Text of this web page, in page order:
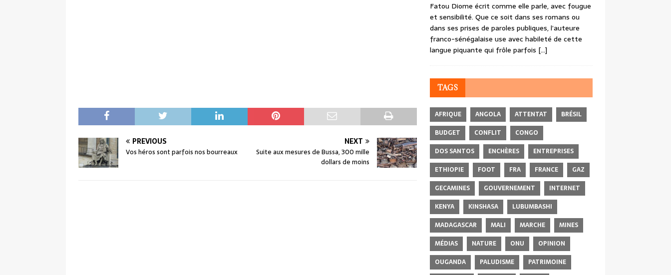
PREVIOUS
Vos héros sont parfois nos bourreaux
NEXT
Suite aux mesures de Bussa, 300 mille
dollars de moins
Fatou Diome écrit comme elle parle, avec fougue
et sensibilité. Que ce soit dans ses romans ou
dans ses prises de paroles publiques, l’auteure
franco-sénégalaise use avec habileté de cette
langue piquante qui frôle parfois […]
TAGS
AFRIQUE ANGOLA ATTENTAT
BRÉSIL
BUDGET
CONFLIT
CONGO
DOS SANTOS
ENCHÈRES
ENTREPRISES
ETHIOPIE
FOOT FRA FRANCE
GAZ
GECAMINES
GOUVERNEMENT
INTERNET
KENYA
KINSHASA
LUBUMBASHI
MADAGASCAR
MALI MARCHE
MINES
MÉDIAS
NATURE ONU
OPINION
OUGANDA
PALUDISME PATRIMOINE